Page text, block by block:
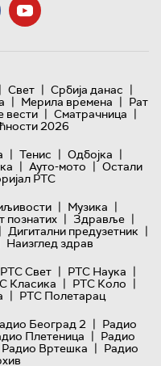
| Свет | Србија данас |
| Мерила времена | Рат
вести | Сматрачница |
2026
| Тенис | Одбојка |
| Ауто-мото | Остали
РТС
| Музика |
познатих | Здравље |
| Дигитални предузетник |
Наизглед здрав
РТС Свет | РТС Наука |
Класика | РТС Коло |
| РТС Полетарац
Београд 2 | Радио
Плетеница | Радио
Радио Вртешка | Радио